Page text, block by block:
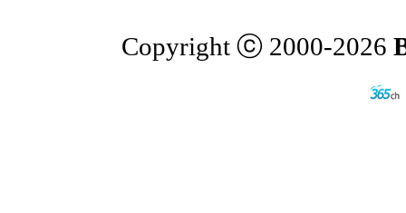
Copyright ⓒ 2000-2026